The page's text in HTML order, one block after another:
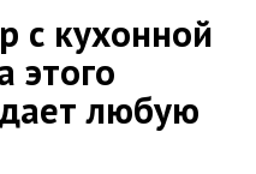
с кухонной
этого
любую